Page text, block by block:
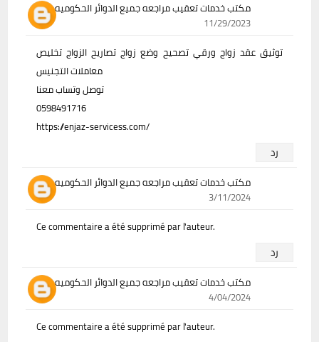
مكتب خدمات تعقيب مراجعه جميع الدوائر الحكوميه
11/29/2023
توثيق عقد زواج ورقي تصحيح وضع زواج تصاريح الزواج تخليص
معاملات التجنيس
توصل وتساب معنا
0598491716
https://enjaz-servicess.com/
رد
مكتب خدمات تعقيب مراجعه جميع الدوائر الحكوميه
3/11/2024
Ce commentaire a été supprimé par l'auteur.
رد
مكتب خدمات تعقيب مراجعه جميع الدوائر الحكوميه
4/04/2024
Ce commentaire a été supprimé par l'auteur.